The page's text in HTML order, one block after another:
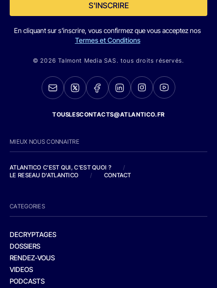
S'INSCRIRE
En cliquant sur s'inscrire, vous confirmez que vous acceptez nos
Termes et Conditions
© 2026 Talmont Media SAS. tous droits réservés.
TOUSLESCONTACTS@ATLANTICO.FR
MIEUX NOUS CONNAITRE
ATLANTICO C'EST QUI, C'EST QUOI ?
/
LE RESEAU D'ATLANTICO
/ CONTACT
CATEGORIES
DECRYPTAGES
DOSSIERS
RENDEZ-VOUS
VIDEOS
PODCASTS